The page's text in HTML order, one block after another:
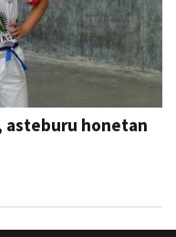
asteburu honetan